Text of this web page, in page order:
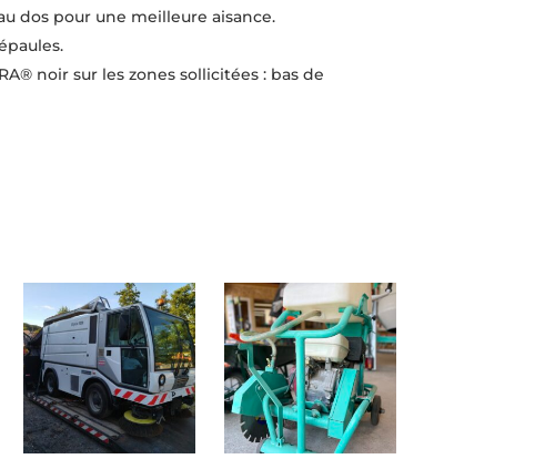
dos pour une meilleure aisance.
noir sur les zones sollicitées : bas de